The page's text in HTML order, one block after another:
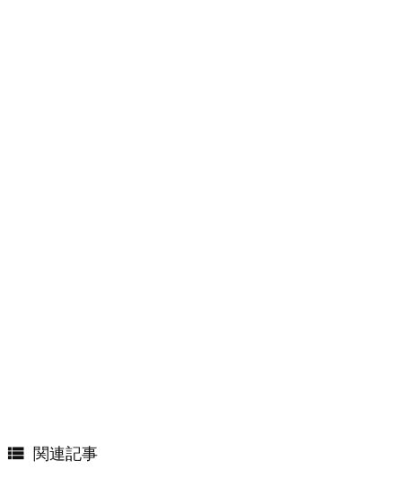
 関連記事